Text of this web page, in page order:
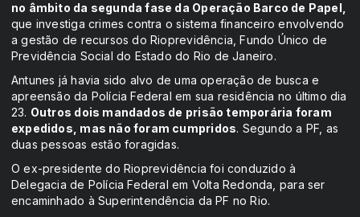
no âmbito da segunda fase da Operação Barco de Papel,
que investiga crimes contra o sistema financeiro envolvendo
a gestão de recursos do Rioprevidência, Fundo Único de
Previdência Social do Estado do Rio de Janeiro.
Antunes já havia sido alvo de uma operação de busca e
apreensão da Polícia Federal em sua residência no último dia
23. Outros dois mandados de prisão temporária foram
expedidos, mas não foram cumpridos. Segundo a PF, as
duas pessoas estão foragidas.
O ex-presidente do Rioprevidência foi conduzido à
Delegacia de Polícia Federal em Volta Redonda, para ser
encaminhado à Superintendência da PF no Rio.